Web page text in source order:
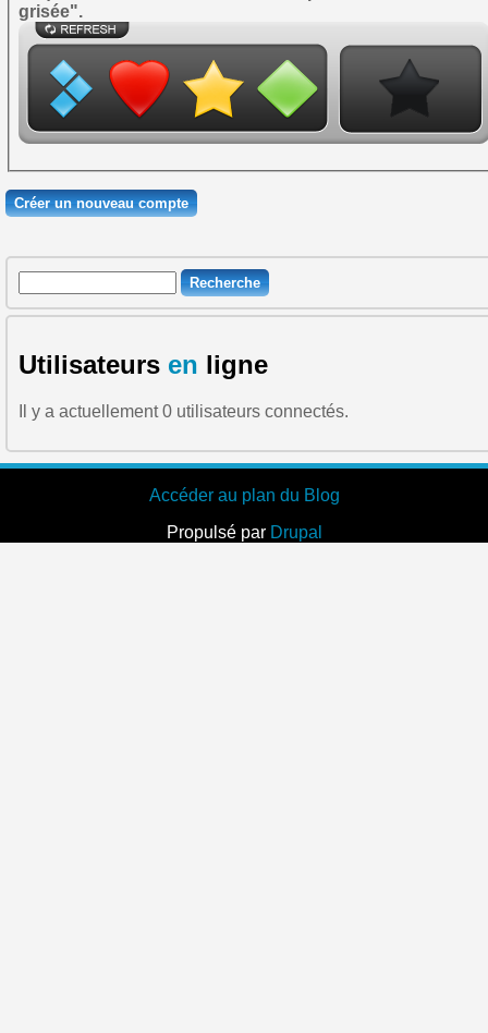
grisée".
Formulaire de recherche
Recherche
Utilisateurs en ligne
Il y a actuellement 0 utilisateurs connectés.
Accéder au plan du Blog
Propulsé par Drupal